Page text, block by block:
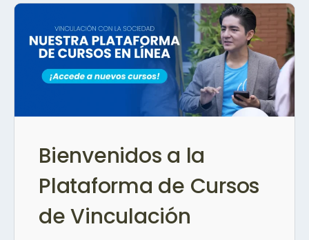
Bienvenidos a la
Plataforma de Cursos
de Vinculación